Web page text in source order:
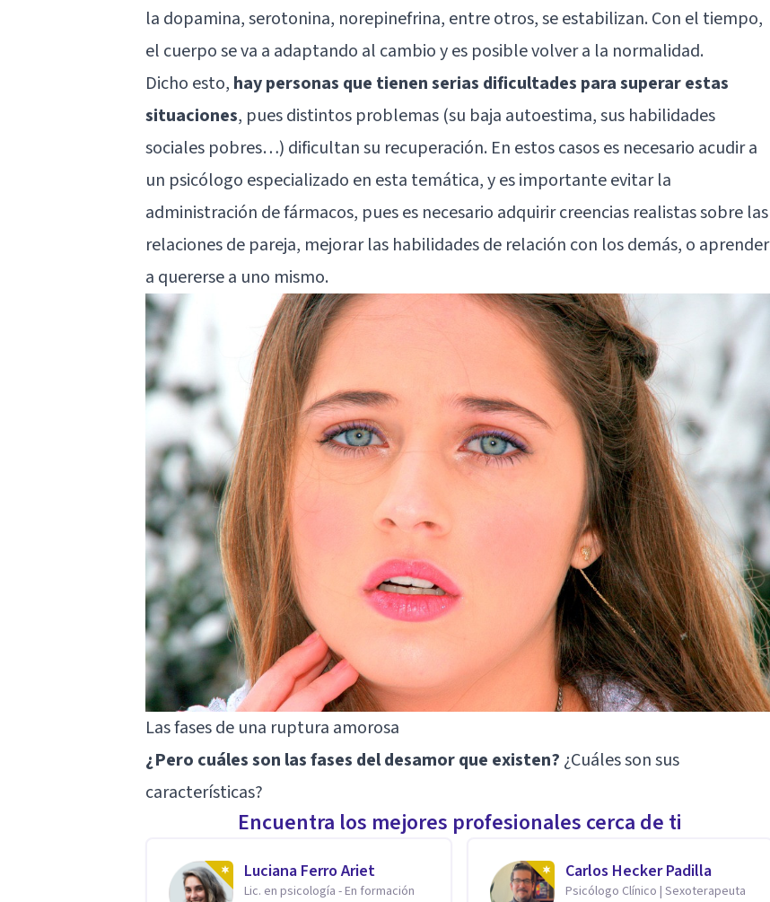
la dopamina,serotonina, norepinefrina, entre otros, se estabilizan. Con el tiempo,
el cuerpo se va a adaptando al cambio y es posible volver a la normalidad.
Dicho esto, hay personas que tienen serias dificultades para superar estas
situaciones, pues distintos problemas (su baja autoestima, sus habilidades
sociales pobres…) dificultan su recuperación. En estos casos es necesario acudir a
un psicólogo especializado en esta temática, y es importante evitar la
administración de fármacos, pues es necesario adquirir creencias realistas sobre las
relaciones de pareja, mejorar las habilidades de relación con los demás, o aprender
a quererse a uno mismo.
Las fases de una ruptura amorosa
¿Pero cuáles son las fases del desamor que existen? ¿Cuáles son sus
características?
Encuentra los mejores profesionales cerca de ti
Luciana Ferro Ariet
Lic. en psicología - En formación
Carlos Hecker Padilla
Psicólogo Clínico | Sexoterapeuta